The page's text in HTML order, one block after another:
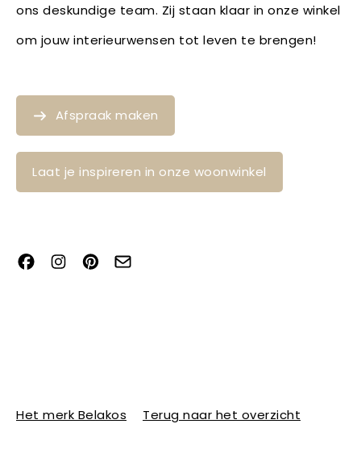
ons deskundige team. Zij staan klaar in onze winkel
om jouw interieurwensen tot leven te brengen!
Afspraak maken
Laat je inspireren in onze woonwinkel
Het merk Belakos Terug naar het overzicht